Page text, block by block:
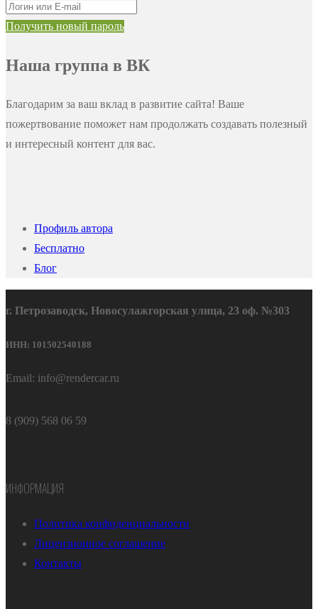
Получить новый пароль
Наша группа в ВК
Благодарим за ваш вклад в развитие сайта! Ваше
пожертвование поможет нам продолжать создавать полезный
и интересный контент для вас.
Профиль автора
Бесплатно
Блог
г. Петрозаводск, Новосулажгорская улица, 23 оф. №303
ИНН: 101502540188
Email: info@rendercar.ru
8 (909) 568 06 59
ИНФОРМАЦИЯ
Политика конфиденциальности
Лицензионное соглашение
Контакты